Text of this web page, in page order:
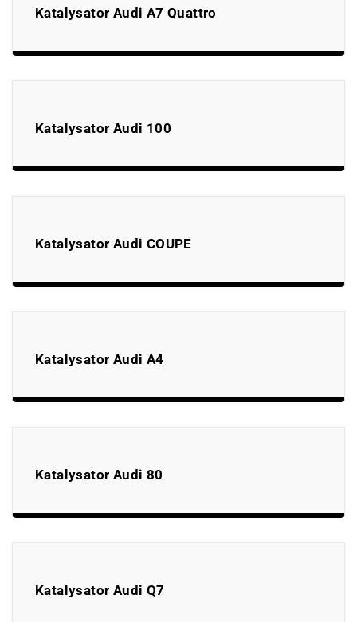
Katalysator Audi A7 Quattro
Katalysator Audi 100
Katalysator Audi COUPE
Katalysator Audi A4
Katalysator Audi 80
Katalysator Audi Q7